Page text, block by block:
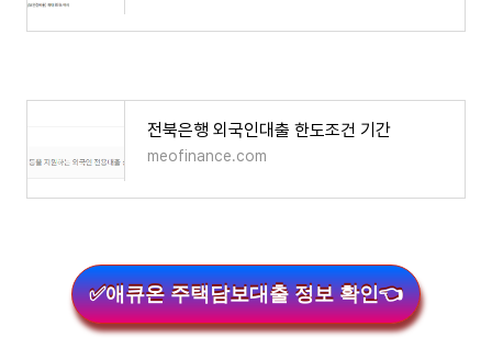
전북은행 외국인대출 한도조건 기간
meofinance.com
✅애큐온 주택담보대출 정보 확인👈